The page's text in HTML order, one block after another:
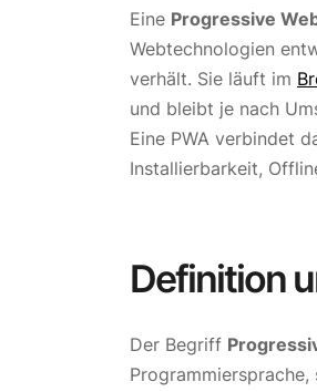
Eine Progressive
Webtechnologien
verhält. Sie läuft im
und bleibt je nach
Eine PWA verbindet
Installierbarkeit,
Definition
Der Begriff
Programmiersprache,